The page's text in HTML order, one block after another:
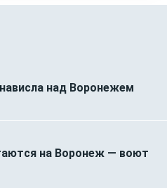
над Воронежем
на Воронеж — воют